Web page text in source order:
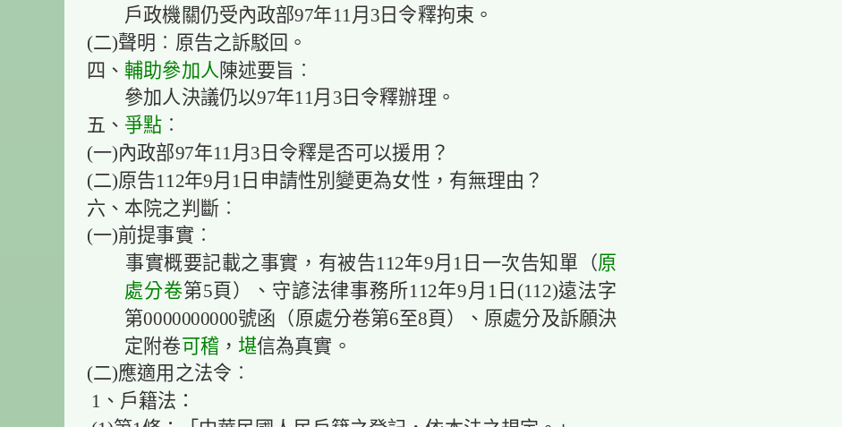
戶政機關仍受內政部97年11月3日令釋拘束。
(二)聲明︰原告之訴駁回。
四、輔助參加人 陳述要旨︰
參加人決議仍以97年11月3日令釋辦理。
五、爭點 ︰
(一)內政部97年11月3日令釋是否可以援用？
(二)原告112年9月1日申請性別變更為女性，有無理由？
六、本院之判斷︰
(一)前提事實︰
事實概要記載之事實，有被告112年9月1日一次告知單（原
處分卷第5頁）、守諺法律事務所112年9月1日(112)遠法字
第0000000000號函（原處分卷第6至8頁）、原處分及訴願決
定附卷可稽 ， 堪信為真實。
(二)應適用之法令︰
1、戶籍法：